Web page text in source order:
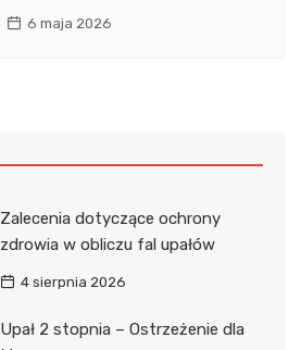
6 maja 2026
Zalecenia dotyczące ochrony
zdrowia w obliczu fal upałów
4 sierpnia 2026
Upał 2 stopnia – Ostrzeżenie dla